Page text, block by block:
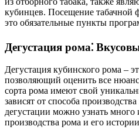
кубинцев. Посещение табачной
это обязательные пункты
Дегустация рома⁚
Дегустация кубинского рома –
позволяющий оценить все
сорта рома имеют свой
зависят от способа
дегустации можно узнать много
производства рома и его